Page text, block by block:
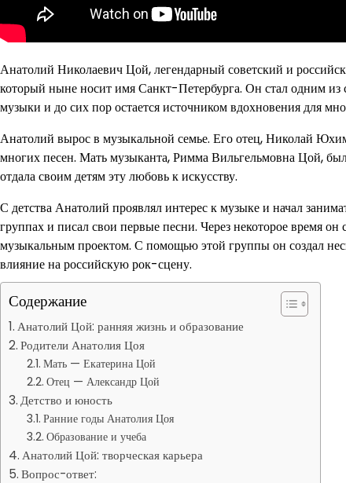
Анатолий Николаевич Цой, легендарный советский и
который ныне носит имя Санкт-Петербурга. Он стал одним
музыки и до сих пор остается источником вдохновения для
Анатолий вырос в музыкальной семье. Его отец, Николай
многих песен. Мать музыканта, Римма Вильгельмовна Цой,
отдала своим детям эту любовь к искусству.
С детства Анатолий проявлял интерес к музыке и начал
группах и писал свои первые песни. Через некоторое время
музыкальным проектом. С помощью этой группы он создал
влияние на российскую рок-сцену.
Содержание
Анатолий Цой: ранняя жизнь и образование
Родители Анатолия Цоя
Мать — Екатерина Цой
Отец — Александр Цой
Детство и юность
Ранние годы Анатолия Цоя
Образование и учеба
Анатолий Цой: творческая карьера
Вопрос-ответ: